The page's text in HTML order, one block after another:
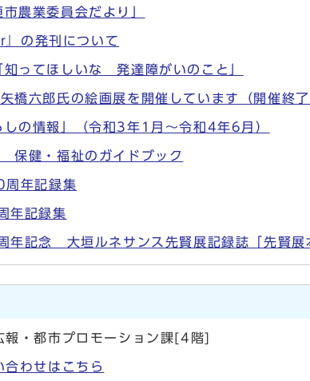
農業委員会だより」
』の発刊について
知ってほしいな 発達障がいのこと」
橋六郎氏の絵画展を開催しています（開催終了
しの情報」（令和3年1月～令和4年6月）
保健・福祉のガイドブック
年記録集
年記録集
年記念 大垣ルネサンス先賢展記録誌「先賢展
報・都市プロモーション課[4階]
合わせはこちら